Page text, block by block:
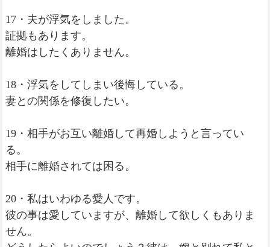
17・夫が浮気をしました。
証拠もあります。
離婚はしたくありません。
18・浮気をしてしまい後悔している。
妻との関係を修復したい。
19・相手がお互い離婚して再婚しようと言ってい
る。
相手に離婚されては困る。
20・私はいわゆる愛人です。
彼の事は愛していますが、離婚して欲しくもありま
せん。